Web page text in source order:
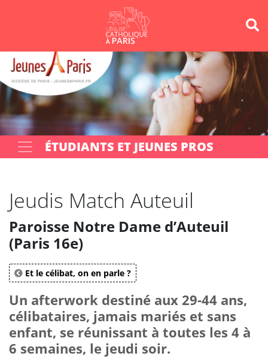
Votre recherche OK
ÉTUDIANTS ET JEUNES PROS
Jeudis Match Auteuil
Paroisse Notre Dame d’Auteuil
(Paris 16e)
Et le célibat, on en parle ?
Un afterwork destiné aux 29-44 ans,
célibataires, jamais mariés et sans
enfant, se réunissant à toutes les 4 à
6 semaines, le jeudi soir.
Panneau de gestion des cookies